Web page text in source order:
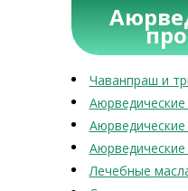
Чаванпраш и
Лечебные